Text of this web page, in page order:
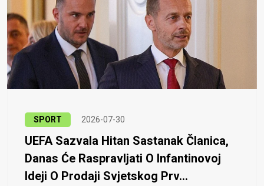
SPORT 2026-07-30
UEFA Sazvala Hitan Sastanak Članica,
Danas Će Raspravljati O Infantinovoj
Ideji O Prodaji Svjetskog Prv...